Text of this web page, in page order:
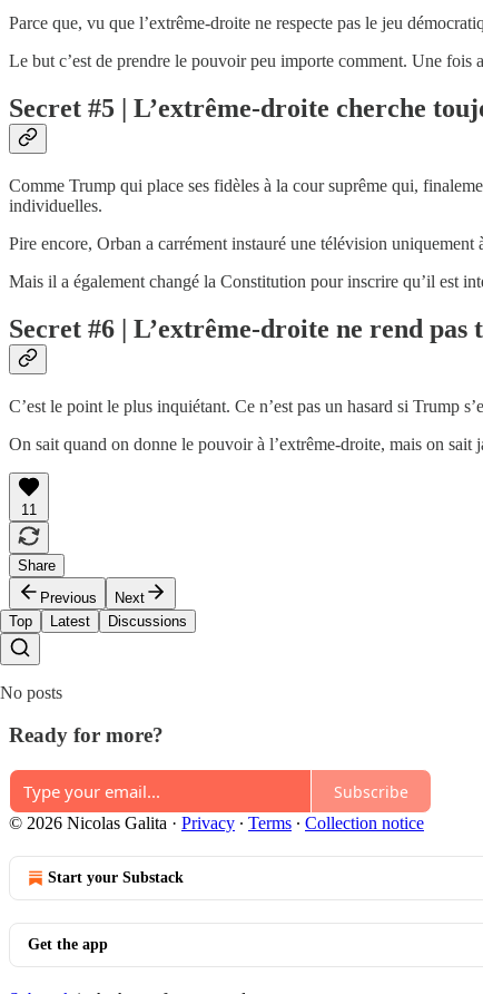
Parce que, vu que l’extrême-droite ne respecte pas le jeu
Le but c’est de prendre le pouvoir peu importe comment. Une fois
Secret #5 | L’extrême-droite cherche
Comme Trump qui place ses fidèles à la cour suprême qui,
individuelles.
Pire encore, Orban a carrément instauré une télévision
Mais il a également changé la Constitution pour inscrire qu’il est
Secret #6 | L’extrême-droite ne rend
C’est le point le plus inquiétant. Ce n’est pas un hasard si Trump
On sait quand on donne le pouvoir à l’extrême-droite, mais on sait
11
Share
Previous
Next
Top
Latest Discussions
No posts
Ready for more?
Subscribe
© 2026 Nicolas Galita · Privacy ∙ Terms ∙ Collection notice
Start your Substack
Get the app